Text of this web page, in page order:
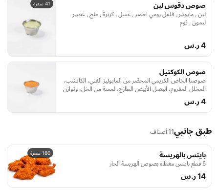
41 سعرة صوص دقوس لبن
لبن , مايونيز , فلفل رومي اخضر , عسل , كزبرة , ملح , عصير
ليمون , ثوم
4 ر.س
صوص الكوكتيل
صوصنا الخاص الكريمي المحضّر من المايونيز الغني، الكاتشب،
المخلل المفروم، البصل الأبيض الطازج، لمسة من الخل، وتوازن
من البهارات.
4 ر.س
طبق جانبي11 أصناف
160 سعرة بايتس بالهريسة
5 قطع بايتس مغطاة بصوص الهريسة الحار
14 ر.س